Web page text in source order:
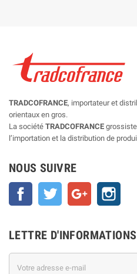
TRADCOFRANCE, importateur et
orientaux en gros.
La société TRADCOFRANCE
l’importation et la distribution de
NOUS SUIVRE
Facebook Twitter Google+
LETTRE D'INFORMATIONS